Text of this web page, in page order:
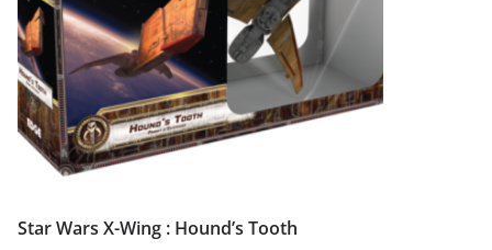
Star Wars X-Wing : Hound’s Tooth